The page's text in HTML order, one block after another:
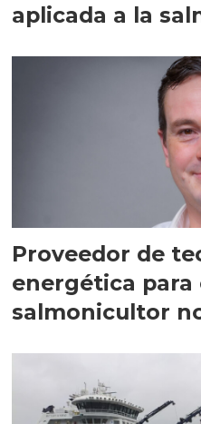
aplicada a la
Proveedor de
energética para
salmonicultor